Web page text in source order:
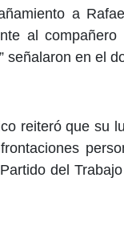
a
al
señalaron en el
reiteró que su
del